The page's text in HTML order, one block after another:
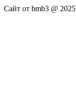
Сайт от bmb3 @ 2025